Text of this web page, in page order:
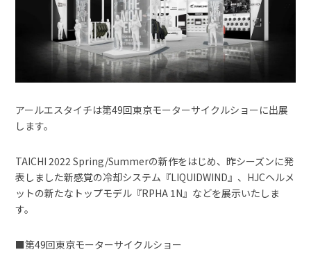
アールエスタイチは第49回東京モーターサイクルショーに出展
します。
TAICHI 2022 Spring/Summerの新作をはじめ、昨シーズンに発
表しました新感覚の冷却システム『LIQUIDWIND』、HJCヘルメ
ットの新たなトップモデル『RPHA 1N』などを展示いたしま
す。
■第49回東京モーターサイクルショー